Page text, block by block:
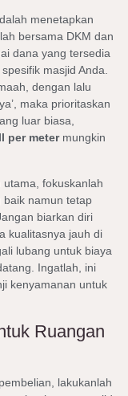
menetapkan
bersama DKM dan
dana yang tersedia
masjid Anda.
dengan lalu
maka prioritaskan
luar biasa,
per metermungkin
fokuskanlah
baik namun tetap
biarkan diri
kualitasnya jauh di
lubang untuk biaya
Ingatlah, ini
kenyamanan untuk
Ruangan
lakukanlah